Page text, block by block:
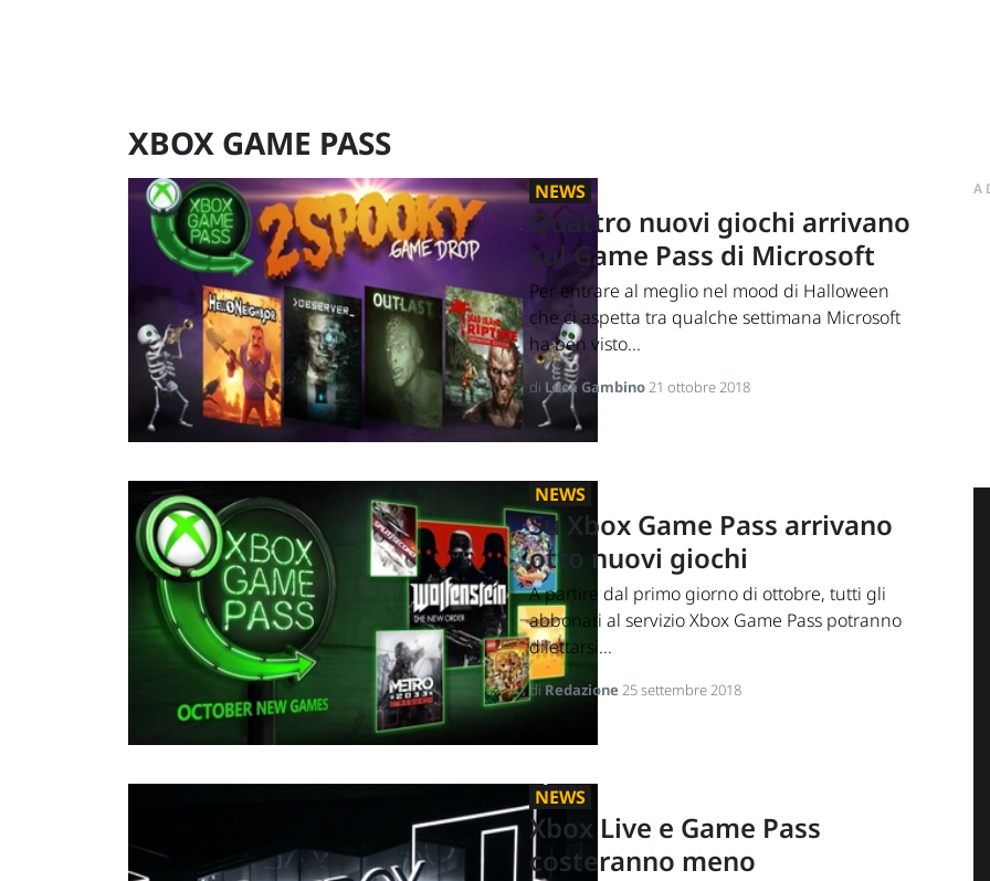
XBOX GAME PASS
NEWS
Quattro nuovi giochi arrivano
sul Game Pass di Microsoft
Per entrare al meglio nel mood di Halloween
che ci aspetta tra qualche settimana Microsoft
ha ben visto...
di Luca Gambino21 ottobre 2018
NEWS
Su Xbox Game Pass arrivano
otto nuovi giochi
A partire dal primo giorno di ottobre, tutti gli
abbonati al servizio Xbox Game Pass potranno
dilettarsi...
diRedazione25 settembre 2018
NEWS
Xbox Live e Game Pass
costeranno meno